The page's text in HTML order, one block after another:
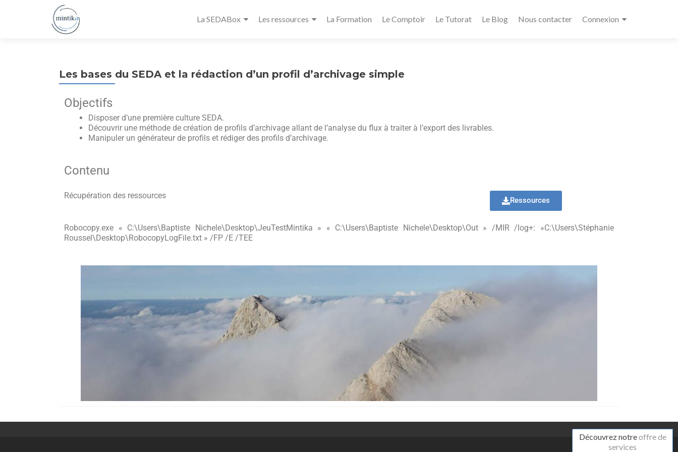
La SEDABox Les ressources La Formation Le Comptoir Le Tutorat Le Blog Nous contacter Connexion
Les bases du SEDA et la rédaction d’un profil d’archivage simple
Objectifs
Disposer d’une première culture SEDA.
Découvrir une méthode de création de profils d’archivage allant de l’analyse du flux à traiter à l’export des livrables.
Manipuler un générateur de profils et rédiger des profils d’archivage.
Contenu
Récupération des ressources Ressources
Robocopy.exe « C:\Users\Baptiste Nichele\Desktop\JeuTestMintika » « C:\Users\Baptiste Nichele\Desktop\Out » /MIR /log+: »C:\Users\Stéphanie
Roussel\Desktop\RobocopyLogFile.txt » /FP /E /TEE
Découvrez notreoffre de
services